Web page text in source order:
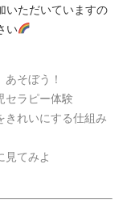
いただいていますの
い
そぼう！
セラピー体験
れいにする仕組み
てみよ